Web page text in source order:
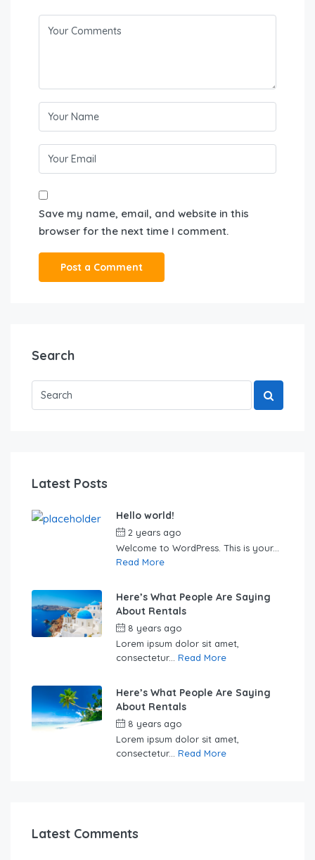
Save my name, email, and website in this
browser for the next time I comment.
Search
Latest Posts
Hello world!
2 years ago
Welcome to WordPress. This is your...
Read More
Here’s What People Are Saying
About Rentals
8 years ago
Lorem ipsum dolor sit amet,
consectetur... Read More
Here’s What People Are Saying
About Rentals
8 years ago
Lorem ipsum dolor sit amet,
consectetur... Read More
Latest Comments